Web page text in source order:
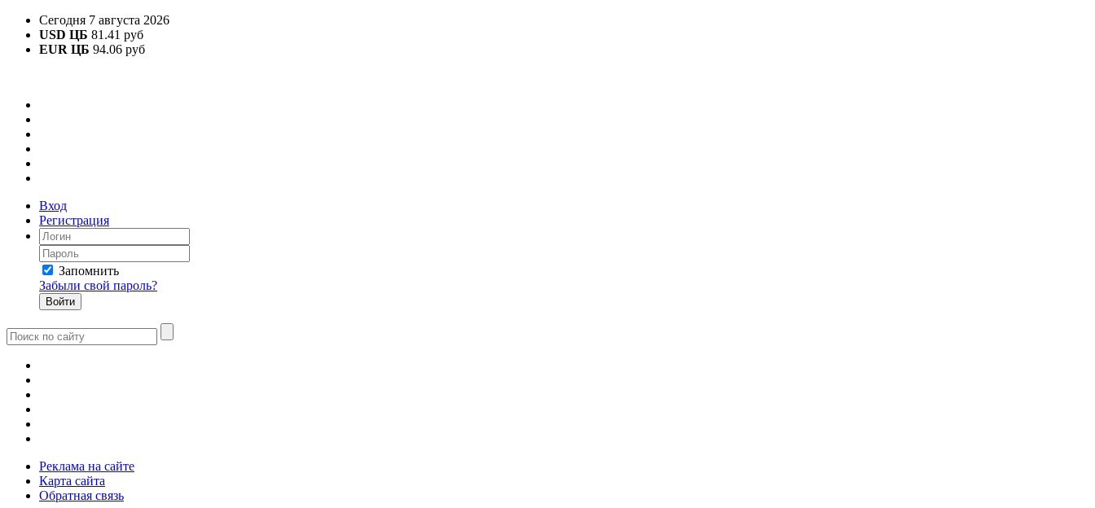
Сегодня 7 августа 2026
USD ЦБ 81.41 руб
EUR ЦБ 94.06 руб
Вход
Регистрация
Запомнить
Забыли свой пароль?
Реклама на сайте
Карта сайта
Обратная связь